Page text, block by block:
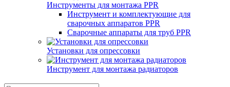
Инструменты для монтажа PPR
Инструмент и комплектующие для
сварочных аппаратов PPR
Сварочные аппараты для труб PPR
Установки для опрессовки
Инструмент для монтажа радиаторов